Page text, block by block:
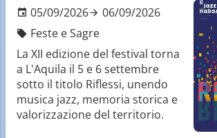
05/09/2026
06/09/2026
Feste e Sagre
La XII edizione del festival torna
a L'Aquila il 5 e 6 settembre
sotto il titolo Riflessi, unendo
musica jazz, memoria storica e
valorizzazione del territorio.